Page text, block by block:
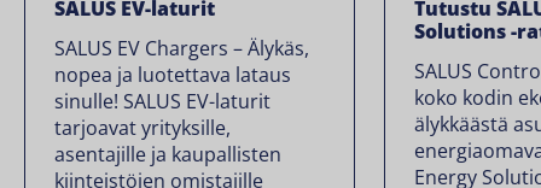
SALUS EV-laturit
SALUS EV Chargers – Älykäs,
nopea ja luotettava lataus
sinulle! SALUS EV-laturit
tarjoavat yrityksille,
asentajille ja kaupallisten
kiinteistöjen omistajille
Tutustu
Solutions -
SALUS
koko kodin
älykkäästä
Energy